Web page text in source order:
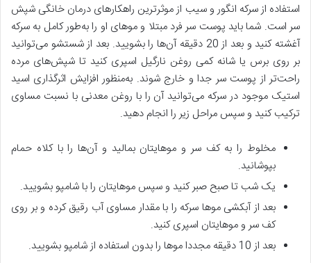
استفاده از سرکه انگور و سیب از موثرترین راهکارهای درمان خانگی شپش
سر است. شما باید پوست سر فرد مبتلا و موهای او را به‌طور کامل به سرکه
آغشته کنید و بعد از 20 دقیقه آن‌ها را بشویید. بعد از شستشو می‌توانید
بر روی برس یا شانه کمی روغن نارگیل اسپری کنید تا شپش‌های مرده
راحت‌تر از پوست سر جدا و خارج شوند. به‌منظور افزایش اثرگذاری اسید
استیک موجود در سرکه می‌توانید آن را با روغن معدنی با نسبت مساوی
ترکیب کنید و سپس مراحل زیر را انجام دهید.
مخلوط را به کف سر و موهایتان بمالید و آن‌ها را با کلاه حمام
بپوشانید.
یک شب تا صبح صبر کنید و سپس موهایتان را با شامپو بشویید.
بعد از آبکشی موها سرکه را با مقدار مساوی آب رقیق کرده و بر روی
کف سر و موهایتان اسپری کنید.
بعد از 10 دقیقه مجددا موها را بدون استفاده از شامپو بشویید.